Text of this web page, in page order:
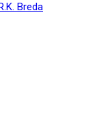
Breda